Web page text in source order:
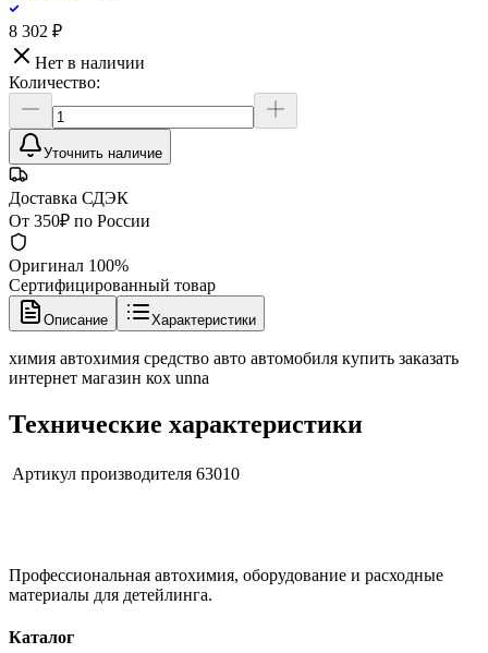
8 302 ₽
Нет в наличии
Количество:
Уточнить наличие
Доставка СДЭК
От 350₽ по России
Оригинал 100%
Сертифицированный товар
Описание Характеристики
химия автохимия средство авто автомобиля купить заказать
интернет магазин кох unna
Технические характеристики
Артикул производителя 63010
Профессиональная автохимия, оборудование и расходные
материалы для детейлинга.
Каталог